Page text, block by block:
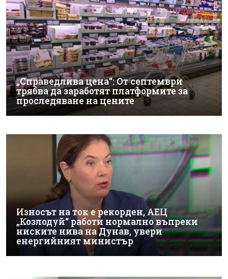
„Справедлива цена“: От септември
трябва да заработят платформите за
проследяване на цените
Износът на ток е рекорден, АЕЦ
„Козлодуй“ работи нормално въпреки
ниските нива на Дунав, увери
енергийният министър